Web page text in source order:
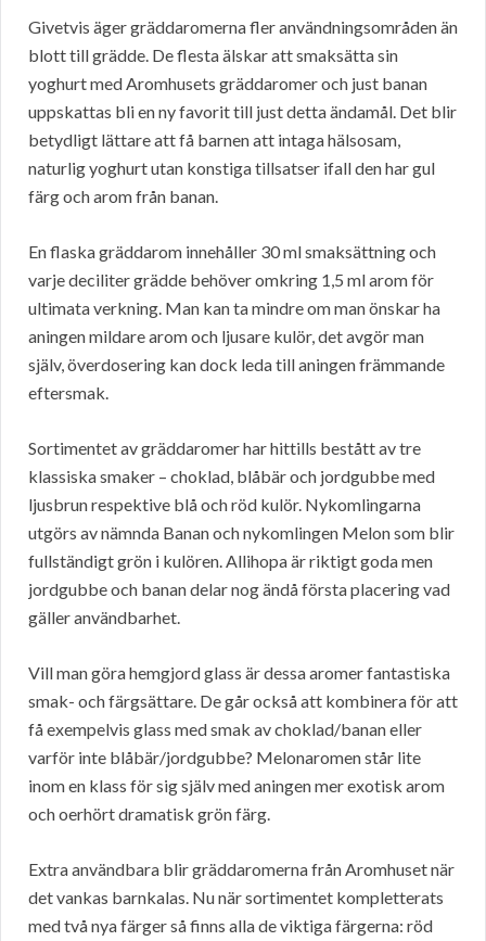
Givetvis äger gräddaromerna fler användningsområden än
blott till grädde. De flesta älskar att smaksätta sin
yoghurt med Aromhusets gräddaromer och just banan
uppskattas bli en ny favorit till just detta ändamål. Det blir
betydligt lättare att få barnen att intaga hälsosam,
naturlig yoghurt utan konstiga tillsatser ifall den har gul
färg och arom från banan.
En flaska gräddarom innehåller 30 ml smaksättning och
varje deciliter grädde behöver omkring 1,5 ml arom för
ultimata verkning. Man kan ta mindre om man önskar ha
aningen mildare arom och ljusare kulör, det avgör man
själv, överdosering kan dock leda till aningen främmande
eftersmak.
Sortimentet av gräddaromer har hittills bestått av tre
klassiska smaker – choklad, blåbär och jordgubbe med
ljusbrun respektive blå och röd kulör. Nykomlingarna
utgörs av nämnda Banan och nykomlingen Melon som blir
fullständigt grön i kulören. Allihopa är riktigt goda men
jordgubbe och banan delar nog ändå första placering vad
gäller användbarhet.
Vill man göra hemgjord glass är dessa aromer fantastiska
smak- och färgsättare. De går också att kombinera för att
få exempelvis glass med smak av choklad/banan eller
varför inte blåbär/jordgubbe? Melonaromen står lite
inom en klass för sig själv med aningen mer exotisk arom
och oerhört dramatisk grön färg.
Extra användbara blir gräddaromerna från Aromhuset när
det vankas barnkalas. Nu när sortimentet kompletterats
med två nya färger så finns alla de viktiga färgerna: röd